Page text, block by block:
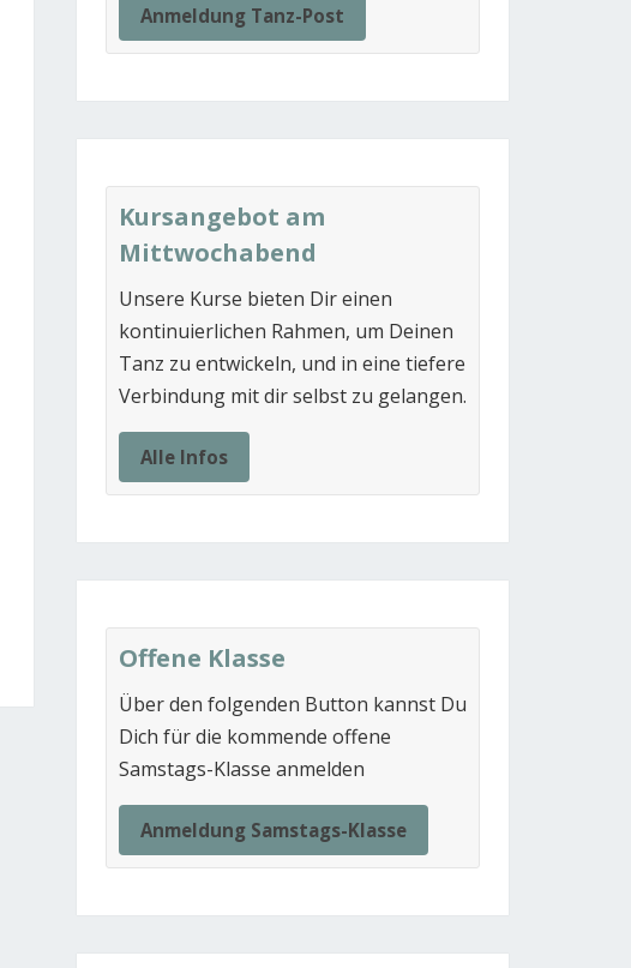
Anmeldung Tanz-Post
Kursangebot am
Mittwochabend
Unsere Kurse bieten Dir einen
kontinuierlichen Rahmen, um Deinen
Tanz zu entwickeln, und in eine tiefere
Verbindung mit dir selbst zu gelangen.
Alle Infos
Offene Klasse
Über den folgenden Button kannst Du
Dich für die kommende offene
Samstags-Klasse anmelden
Anmeldung Samstags-Klasse